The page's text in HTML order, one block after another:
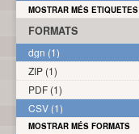
MOSTRAR MÉS ETIQUETES
FORMATS
dgn (1)
ZIP (1)
PDF (1)
CSV (1)
MOSTRAR MÉS FORMATS